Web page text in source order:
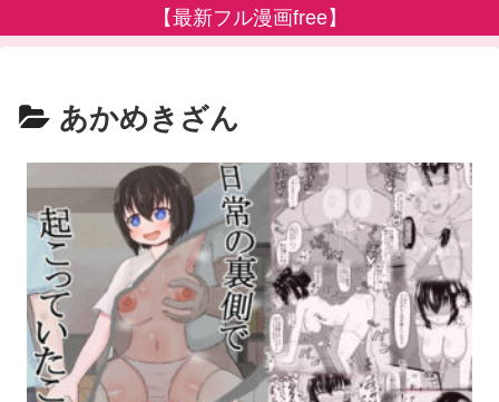
【最新フル漫画free】
あかめきざん